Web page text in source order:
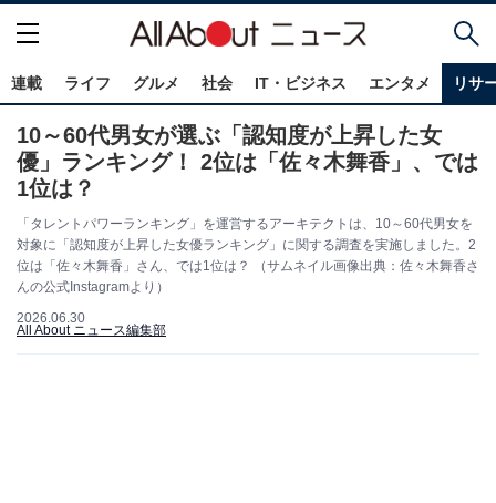
連載 ライフ グルメ 社会 IT・ビジネス エンタメ リサ
10～60代男女が選ぶ「認知度が上昇した女
優」ランキング！ 2位は「佐々木舞香」、では
1位は？
「タレントパワーランキング」を運営するアーキテクトは、10～60代男女を
対象に「認知度が上昇した女優ランキング」に関する調査を実施しました。2
位は「佐々木舞香」さん、では1位は？ （サムネイル画像出典：佐々木舞香さ
んの公式Instagramより）
2026.06.30
All About ニュース編集部